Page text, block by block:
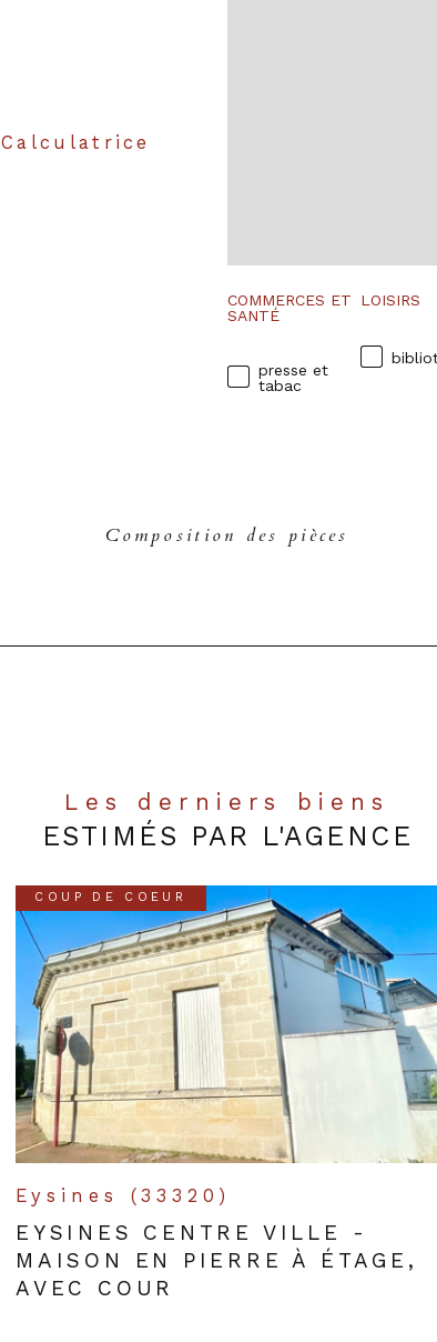
Calculatrice
COMMERCES ET
SANTÉ
presse et
tabac
LOISIRS
Composition des pièces
Les derniers biens
ESTIMÉS PAR L'AGENCE
COUP DE COEUR
Eysines (33320)
EYSINES CENTRE VILLE -
MAISON EN PIERRE À ÉTAGE,
AVEC COUR